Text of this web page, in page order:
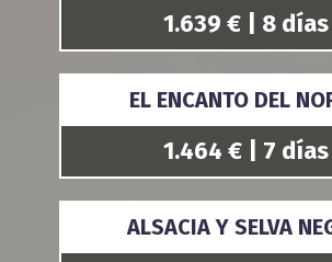
1.639 € | 8 días
EL ENCANTO DEL
1.464 € | 7 días
ALSACIA Y SELVA